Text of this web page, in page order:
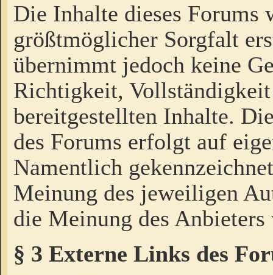
Die Inhalte dieses Forums
größtmöglicher Sorgfalt
übernimmt jedoch keine
Richtigkeit,
bereitgestellten Inhalte.
des Forums erfolgt auf
Namentlich
Meinung des jeweiligen
die Meinung des Anbieters
§ 3 Externe Links des